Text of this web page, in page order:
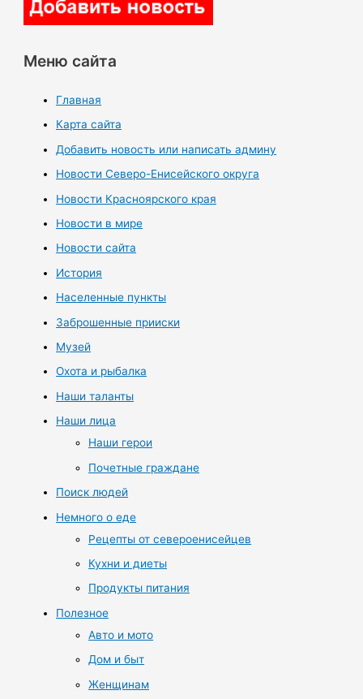
Меню сайта
Главная
Карта сайта
Добавить новость или написать админу
Новости Северо-Енисейского округа
Новости Красноярского края
Новости в мире
Новости сайта
История
Населенные пункты
Заброшенные прииски
Музей
Охота и рыбалка
Наши таланты
Наши лица
Наши герои
Почетные граждане
Поиск людей
Немного о еде
Рецепты от североенисейцев
Кухни и диеты
Продукты питания
Полезное
Авто и мото
Дом и быт
Женщинам